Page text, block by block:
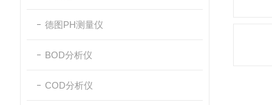
德图PH测量仪
BOD分析仪
COD分析仪